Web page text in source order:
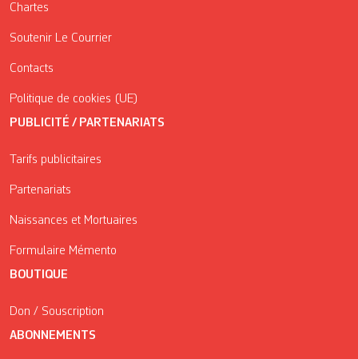
Chartes
Soutenir Le Courrier
Contacts
Politique de cookies (UE)
PUBLICITÉ / PARTENARIATS
Tarifs publicitaires
Partenariats
Naissances et Mortuaires
Formulaire Mémento
BOUTIQUE
Don / Souscription
ABONNEMENTS